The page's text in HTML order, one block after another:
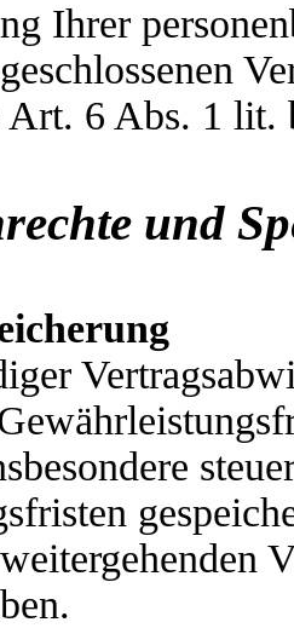
Ihrer
Art. 6 Abs. 1
und